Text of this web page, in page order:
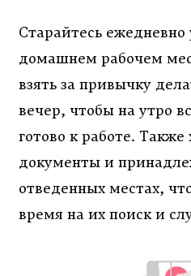
Старайтесь ежедневно
домашнем рабочем
взять за привычку
вечер, чтобы на утро
готово к работе.
документы и
отведенных местах,
время на их поиск и